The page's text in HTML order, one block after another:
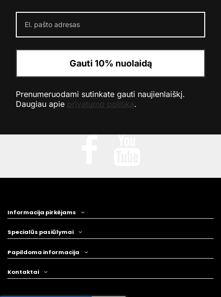
Gauti 10% nuolaidą
Prenumeruodami sutinkate gauti naujienlaiškį.
Daugiau apie privatumo politiką.
Informacija pirkėjams
Specialūs pasiūlymai
Papildoma informacija
Kontaktai